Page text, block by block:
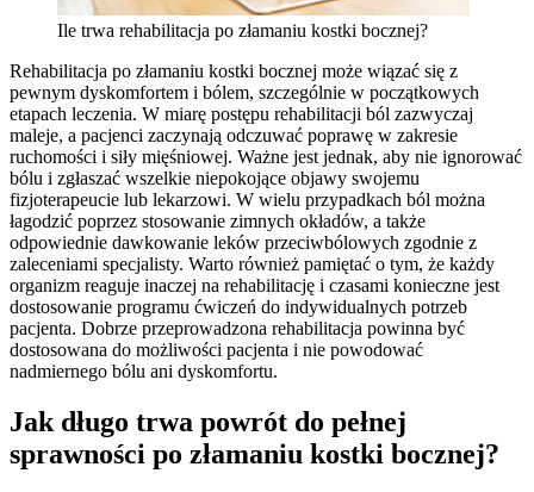
Ile trwa rehabilitacja po złamaniu kostki bocznej?
Rehabilitacja po złamaniu kostki bocznej może wiązać się z
pewnym dyskomfortem i bólem, szczególnie w początkowych
etapach leczenia. W miarę postępu rehabilitacji ból zazwyczaj
maleje, a pacjenci zaczynają odczuwać poprawę w zakresie
ruchomości i siły mięśniowej. Ważne jest jednak, aby nie ignorować
bólu i zgłaszać wszelkie niepokojące objawy swojemu
fizjoterapeucie lub lekarzowi. W wielu przypadkach ból można
łagodzić poprzez stosowanie zimnych okładów, a także
odpowiednie dawkowanie leków przeciwbólowych zgodnie z
zaleceniami specjalisty. Warto również pamiętać o tym, że każdy
organizm reaguje inaczej na rehabilitację i czasami konieczne jest
dostosowanie programu ćwiczeń do indywidualnych potrzeb
pacjenta. Dobrze przeprowadzona rehabilitacja powinna być
dostosowana do możliwości pacjenta i nie powodować
nadmiernego bólu ani dyskomfortu.
Jak długo trwa powrót do pełnej
sprawności po złamaniu kostki bocznej?